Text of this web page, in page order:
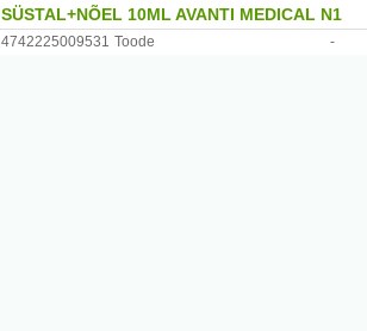
SÜSTAL+NÕEL 10ML AVANTI MEDICAL N1
4742225009531 Toode -